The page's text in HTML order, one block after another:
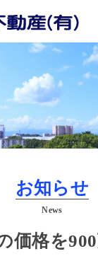
お知らせ
News
価格を